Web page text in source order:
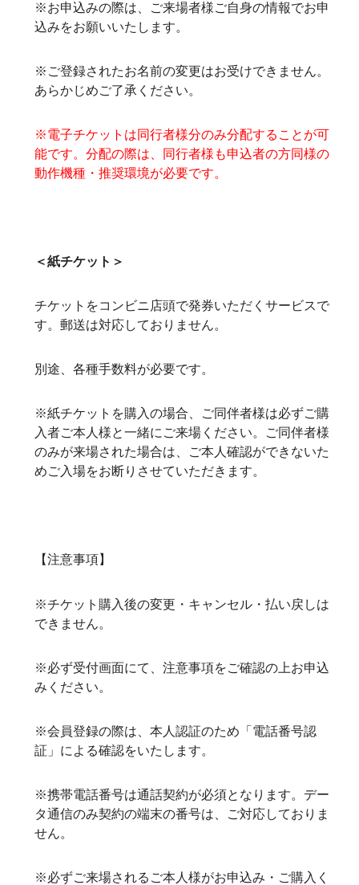
※お申込みの際は、ご来場者様ご自身の情報でお申
込みをお願いいたします。
※ご登録されたお名前の変更はお受けできません。
あらかじめご了承ください。
※電子チケットは同行者様分のみ分配することが可
能です。分配の際は、同行者様も申込者の方同様の
動作機種・推奨環境が必要です。
＜紙チケット＞
チケットをコンビニ店頭で発券いただくサービスで
す。郵送は対応しておりません。
別途、各種手数料が必要です。
※紙チケットを購入の場合、ご同伴者様は必ずご購
入者ご本人様と一緒にご来場ください。ご同伴者様
のみが来場された場合は、ご本人確認ができないた
めご入場をお断りさせていただきます。
【注意事項】
※チケット購入後の変更・キャンセル・払い戻しは
できません。
※必ず受付画面にて、注意事項をご確認の上お申込
みください。
※会員登録の際は、本人認証のため「電話番号認
証」による確認をいたします。
※携帯電話番号は通話契約が必須となります。デー
タ通信のみ契約の端末の番号は、ご対応しておりま
せん。
※必ずご来場されるご本人様がお申込み・ご購入く